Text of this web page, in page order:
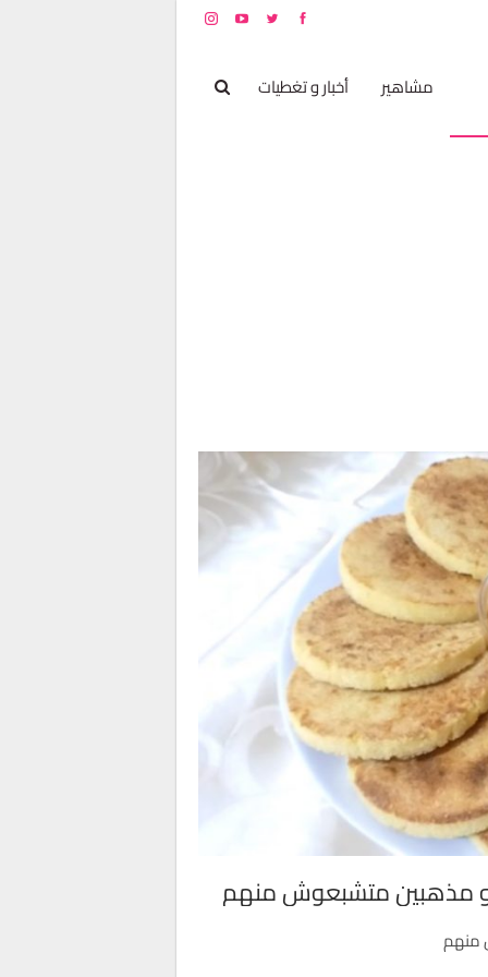
مشاهير أخبار و تغطيات
مذهبين متشبعوش منهم
منهم